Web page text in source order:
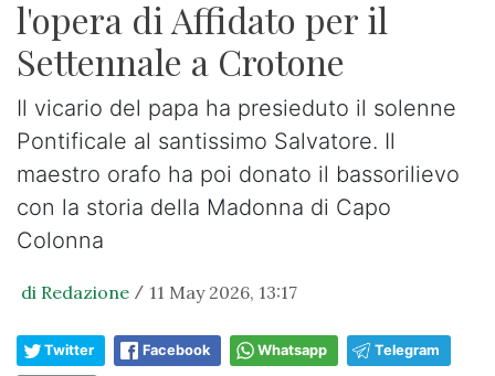
l'opera di Affidato per il
Settennale a Crotone
Il vicario del papa ha presieduto il solenne
Pontificale al santissimo Salvatore. Il
maestro orafo ha poi donato il bassorilievo
con la storia della Madonna di Capo
Colonna
di Redazione / 11 May 2026, 13:17
Twitter Facebook Whatsapp Telegram